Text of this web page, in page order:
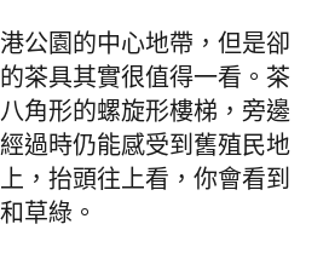
公園的中心地帶，但是卻
茶具其實很值得一看。茶
角形的螺旋形樓梯，旁邊
過時仍能感受到舊殖民地
，抬頭往上看，你會看到
草綠。